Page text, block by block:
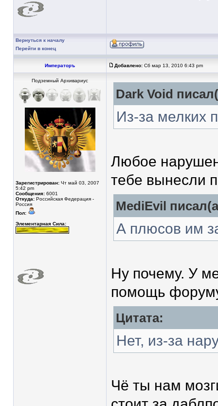
Вернуться к началу
Перейти в конец
Императоръ Добавлено: Сб мар 13, 2010 6:43 pm
Подземный Архивариус
Зарегистрирован: Чт май 03, 2007
5:42 pm
Сообщения: 6001
Откуда: Российская Федерация -
Россия
Пол:
Элементарная Сила:
Dark Void
Из-за мелких
Любое
тебе вынесли
MediEvil
А плюсов им
Ну почему. У
помощь
Цитата:
Нет, из-за
Чё ты нам